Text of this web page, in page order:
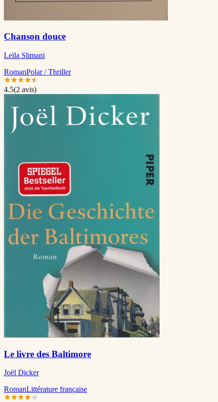
Chanson douce
Leïla Slimani
RomanPolar / Thriller
4.5(2 avis)
Le livre des Baltimore
Joël Dicker
RomanLittérature française